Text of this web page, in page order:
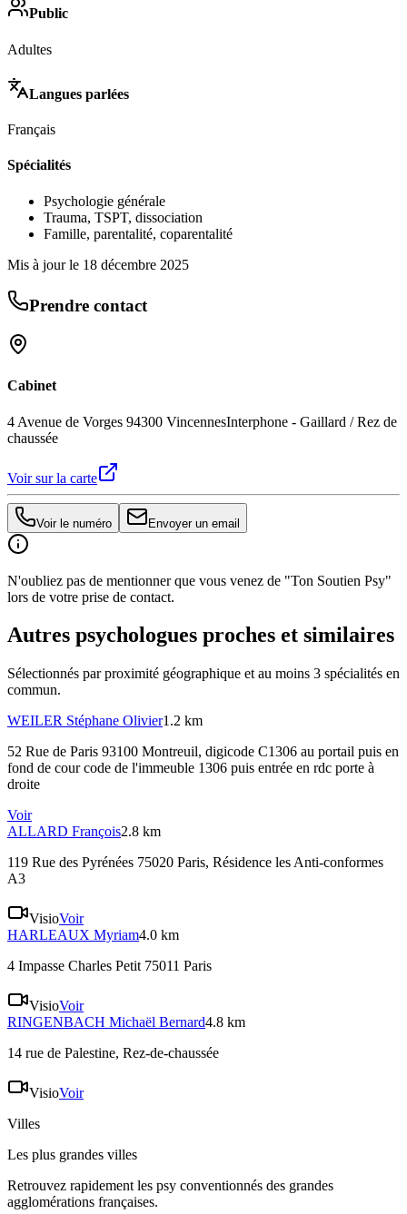
Public
Adultes
Langues parlées
Français
Spécialités
Psychologie générale
Trauma, TSPT, dissociation
Famille, parentalité, coparentalité
Mis à jour le 18 décembre 2025
Prendre contact
Cabinet
4 Avenue de Vorges 94300 VincennesInterphone - Gaillard / Rez de
chaussée
Voir sur la carte
Voir le numéro Envoyer un email
N'oubliez pas de mentionner que vous venez de "Ton Soutien Psy"
lors de votre prise de contact.
Autres psychologues proches et similaires
Sélectionnés par proximité géographique et au moins 3 spécialités en
commun.
WEILER Stéphane Olivier1.2 km
52 Rue de Paris 93100 Montreuil, digicode C1306 au portail puis en
fond de cour code de l'immeuble 1306 puis entrée en rdc porte à
droite
Voir
ALLARD François2.8 km
119 Rue des Pyrénées 75020 Paris, Résidence les Anti-conformes
A3
VisioVoir
HARLEAUX Myriam4.0 km
4 Impasse Charles Petit 75011 Paris
VisioVoir
RINGENBACH Michaël Bernard4.8 km
14 rue de Palestine, Rez-de-chaussée
VisioVoir
Villes
Les plus grandes villes
Retrouvez rapidement les psy conventionnés des grandes
agglomérations françaises.